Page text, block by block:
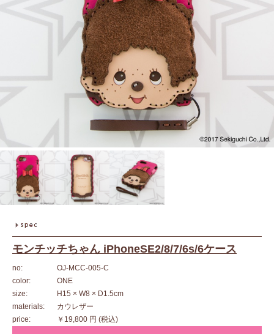
モンチッチちゃん iPhoneSE2/8/7/6s/6ケース
no:
OJ-MCC-005-C
color:
ONE
size:
H15 × W8 × D1.5cm
materials:
カウレザー
price:
￥19,800 円 (税込)